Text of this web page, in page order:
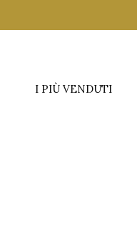
I PIÙ VENDUTI